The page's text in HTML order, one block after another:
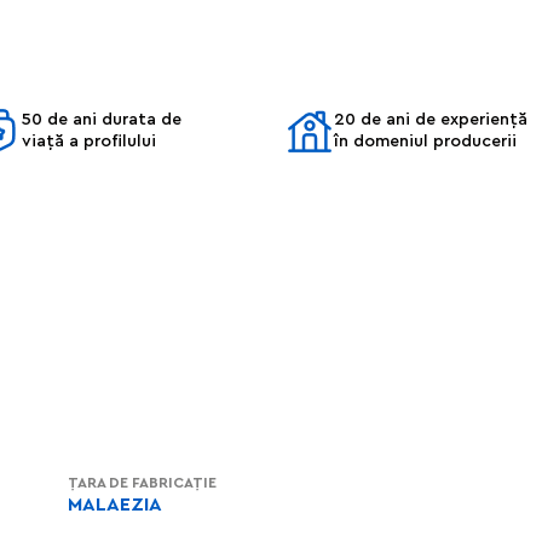
50 de ani durata de
viață a profilului
20 de ani de experiență
în domeniul producerii
ȚARA DE FABRICAȚIE
MALAEZIA